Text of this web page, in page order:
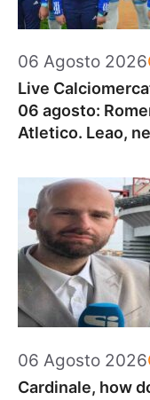
06 Agosto 2026
Live
06 agosto:
Atletico. Leao,
06 Agosto 2026
Cardinale, how